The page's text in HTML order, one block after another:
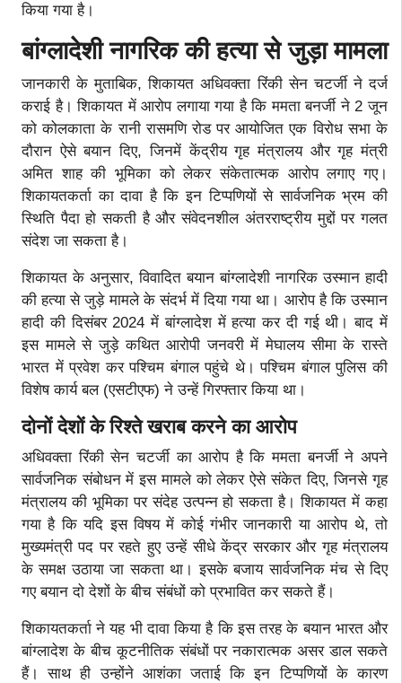
किया गया है।
बांग्लादेशी नागरिक की हत्या से जुड़ा मामला
जानकारी के मुताबिक, शिकायत अधिवक्ता रिंकी सेन चटर्जी ने दर्ज
कराई है। शिकायत में आरोप लगाया गया है कि ममता बनर्जी ने 2 जून
को कोलकाता के रानी रासमणि रोड पर आयोजित एक विरोध सभा के
दौरान ऐसे बयान दिए, जिनमें केंद्रीय गृह मंत्रालय और गृह मंत्री
अमित शाह की भूमिका को लेकर संकेतात्मक आरोप लगाए गए।
शिकायतकर्ता का दावा है कि इन टिप्पणियों से सार्वजनिक भ्रम की
स्थिति पैदा हो सकती है और संवेदनशील अंतरराष्ट्रीय मुद्दों पर गलत
संदेश जा सकता है।
शिकायत के अनुसार, विवादित बयान बांग्लादेशी नागरिक उस्मान हादी
की हत्या से जुड़े मामले के संदर्भ में दिया गया था। आरोप है कि उस्मान
हादी की दिसंबर 2024 में बांग्लादेश में हत्या कर दी गई थी। बाद में
इस मामले से जुड़े कथित आरोपी जनवरी में मेघालय सीमा के रास्ते
भारत में प्रवेश कर पश्चिम बंगाल पहुंचे थे। पश्चिम बंगाल पुलिस की
विशेष कार्य बल (एसटीएफ) ने उन्हें गिरफ्तार किया था।
दोनों देशों के रिश्ते खराब करने का आरोप
अधिवक्ता रिंकी सेन चटर्जी का आरोप है कि ममता बनर्जी ने अपने
सार्वजनिक संबोधन में इस मामले को लेकर ऐसे संकेत दिए, जिनसे गृह
मंत्रालय की भूमिका पर संदेह उत्पन्न हो सकता है। शिकायत में कहा
गया है कि यदि इस विषय में कोई गंभीर जानकारी या आरोप थे, तो
मुख्यमंत्री पद पर रहते हुए उन्हें सीधे केंद्र सरकार और गृह मंत्रालय
के समक्ष उठाया जा सकता था। इसके बजाय सार्वजनिक मंच से दिए
गए बयान दो देशों के बीच संबंधों को प्रभावित कर सकते हैं।
शिकायतकर्ता ने यह भी दावा किया है कि इस तरह के बयान भारत और
बांग्लादेश के बीच कूटनीतिक संबंधों पर नकारात्मक असर डाल सकते
हैं। साथ ही उन्होंने आशंका जताई कि इन टिप्पणियों के कारण